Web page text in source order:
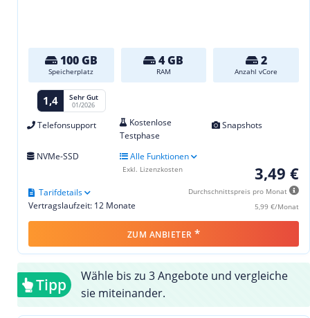
100 GB
Speicherplatz
4 GB
RAM
2
Anzahl vCore
1,4 Sehr Gut
01/2026
Telefonsupport
Kostenlose
Testphase
Snapshots
NVMe-SSD Alle Funktionen
3,49 €
Durchschnittspreis pro Monat
5,99 €/Monat
Vertragslaufzeit: 12 Monate
Tarifdetails
Exkl. Lizenzkosten
ZUM ANBIETER *
Tipp
Wähle bis zu 3 Angebote und vergleiche
sie miteinander.